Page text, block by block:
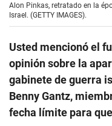
Alon Pinkas, retratado en la
Israel. (GETTY IMAGES).
Usted mencionó el
opinión sobre la
gabinete de guerra
Benny Gantz,
fecha límite para